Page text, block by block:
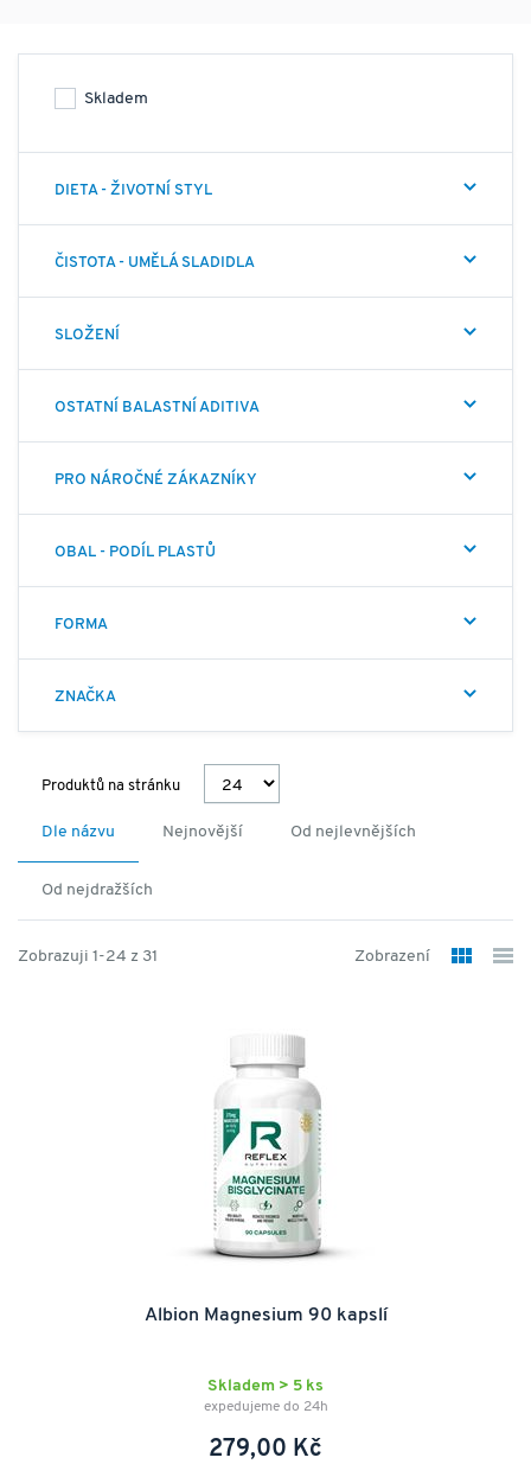
minimální, nebo nulový podíl balastních aditiv
jsou GMO free.
Skladem
DIETA - ŽIVOTNÍ STYL
ČISTOTA - UMĚLÁ SLADIDLA
SLOŽENÍ
OSTATNÍ BALASTNÍ ADITIVA
PRO NÁROČNÉ ZÁKAZNÍKY
OBAL - PODÍL PLASTŮ
FORMA
ZNAČKA
Produktů na stránku
Dle názvu Nejnovější Od nejlevnějších
Od nejdražších
Zobrazuji 1-24 z 31 Zobrazení
Albion Magnesium 90 kapslí
Skladem > 5 ks
expedujeme do 24h
279,00 Kč